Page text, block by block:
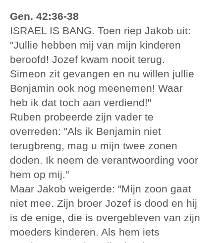
Gen. 42:36-38
ISRAEL IS BANG. Toen riep Jakob uit:
"Jullie hebben mij van mijn kinderen
beroofd! Jozef kwam nooit terug.
Simeon zit gevangen en nu willen jullie
Benjamin ook nog meenemen! Waar
heb ik dat toch aan verdiend!"
Ruben probeerde zijn vader te
overreden: "Als ik Benjamin niet
terugbreng, mag u mijn twee zonen
doden. Ik neem de verantwoording voor
hem op mij."
Maar Jakob weigerde: "Mijn zoon gaat
niet mee. Zijn broer Jozef is dood en hij
is de enige, die is overgebleven van zijn
moeders kinderen. Als hem iets